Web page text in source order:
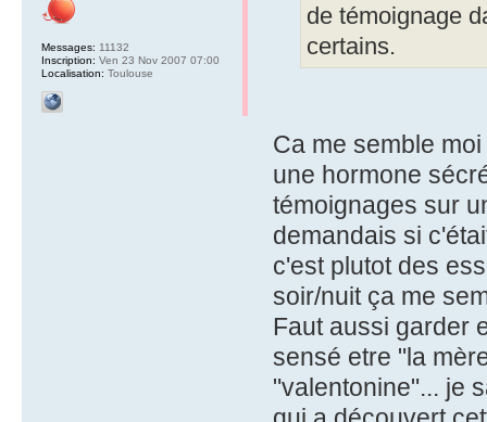
de témoignage
certains.
Ca me semble
une hormone
témoignages sur
demandais si
c'est plutot des
soir/nuit ça me
Faut aussi garder
sensé etre "la
"valentonine"... je
Messages: 11132
Inscription: Ven 23 Nov 2007 07:00
Localisation: Toulouse